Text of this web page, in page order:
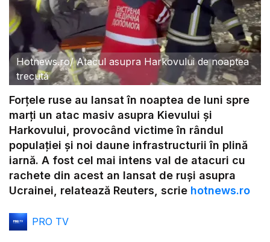
Hotnews.ro/Atacul asupra Harkovului de noaptea
trecută
Forţele ruse au lansat în noaptea de luni spre
marți un atac masiv asupra Kievului și
Harkovului, provocând victime în rândul
populației și noi daune infrastructurii în plină
iarnă. A fost cel mai intens val de atacuri cu
rachete din acest an lansat de ruși asupra
Ucrainei, relatează Reuters, scrie hotnews.ro
PRO TV